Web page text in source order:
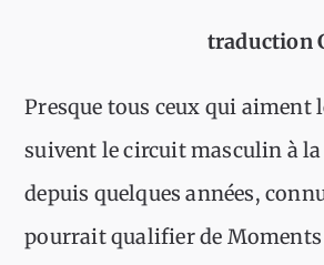
traduction
Presque tous ceux qui aiment
suivent le circuit masculin à
depuis quelques années,
pourrait qualifier de Moments